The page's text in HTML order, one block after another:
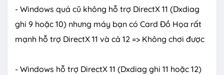
- Windows quá cũ không hỗ trợ DirectX 11 (Dxdiag
ghi 9 hoặc 10) nhưng máy bạn có Card Đồ Họa rất
mạnh hỗ trợ DirectX 11 và cả 12 => Không chơi được
- Windows hỗ trợ DirectX 11 (Dxdiag ghi 11 hoặc 12)